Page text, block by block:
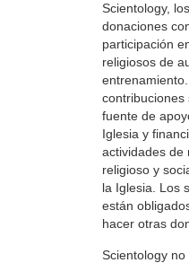
Scientology,
donaciones
participación
religiosos de
contribuciones
fuente de
Iglesia y
actividades de
religioso y
la Iglesia. Los
están
hacer otras
Scientology